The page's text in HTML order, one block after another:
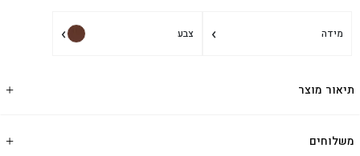
מידה › צבע ›
תיאור מוצר
משלוחים